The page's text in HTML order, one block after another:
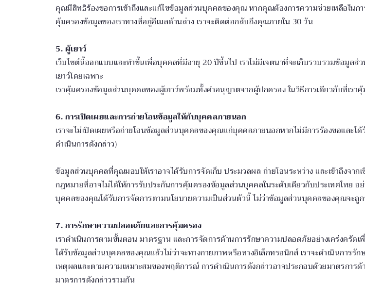
คุณมีสิทธิร้องขอการเข้าถึงและแก้ไขข้อมูลส่วนบุคคลของคุณ หากคุณต้องการความช่วยเหลือใน
คุ้มครองข้อมูลของเราทางที่อยู่อีเมลด้านล่าง เราจะติดต่อกลับถึงคุณภายใน 30 วัน
5. ผู้เยาว์
เว็บไซต์นี้ออกแบบและทำขึ้นเพื่อบุคคลที่มีอายุ 20 ปีขึ้นไป เราไม่มีเจตนาที่จะเก็บรวบรวมข้อมูล
เยาว์โดยเฉพาะ
เราคุ้มครองข้อมูลส่วนบุคคลของผู้เยาว์พร้อมทั้งคำอนุญาตจากผู้ปกครอง ในวิธีการเดียวกับที่เร
6. การเปิดเผยและการถ่ายโอนข้อมูลให้กับบุคคลภายนอก
เราจะไม่เปิดเผยหรือถ่ายโอนข้อมูลส่วนบุคคลของคุณแก่บุคคลภายนอกหากไม่มีการร้องขอและ
ดำเนินการดังกล่าว)
ข้อมูลส่วนบุคคลที่คุณมอบให้เราอาจได้รับการจัดเก็บ ประมวลผล ถ่ายโอนระหว่าง และเข้าถึงจาก
กฎหมายที่อาจไม่ได้ให้การรับประกันการคุ้มครองข้อมูลส่วนบุคคลในระดับเดียวกับประเทศไทย อ
บุคคลของคุณได้รับการจัดการตามนโยบายความเป็นส่วนตัวนี้ ไม่ว่าข้อมูลส่วนบุคคลของคุณจะถูก
7. การรักษาความปลอดภัยและการคุ้มครอง
เราดำเนินการตามขั้นตอน มาตรฐาน และการจัดการด้านการรักษาความปลอดภัยอย่างเคร่งครั
ได้รับข้อมูลส่วนบุคคลของคุณแล้วไม่ว่าจะทางกายภาพหรือทางอิเล็กทรอนิกส์ เราจะดำเนินการ
เหตุผลและตามความเหมาะสมของพฤติการณ์ การดำเนินการดังกล่าวอาจประกอบด้วยมาตรการ
มาตรการดังกล่าวรวมกัน